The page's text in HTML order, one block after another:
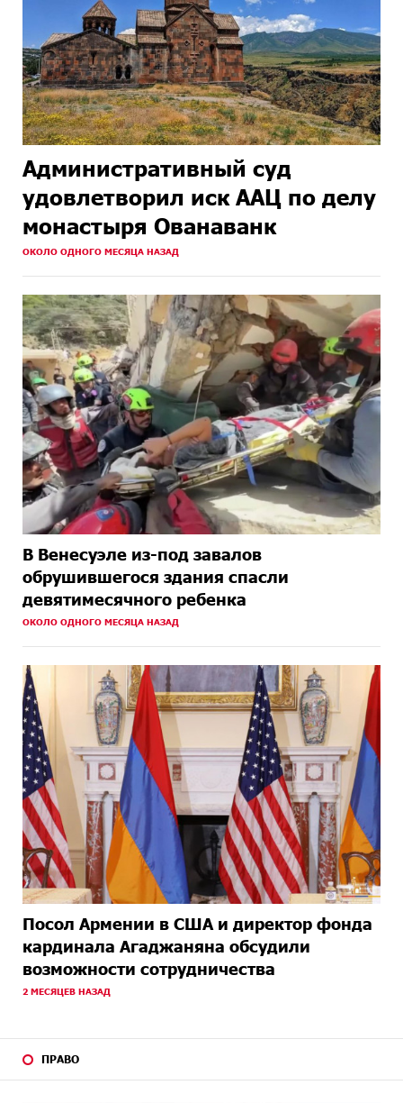
Административный суд
удовлетворил иск ААЦ по делу
монастыря Ованаванк
ОКОЛО ОДНОГО МЕСЯЦА НАЗАД
В Венесуэле из-под завалов
обрушившегося здания спасли
девятимесячного ребенка
ОКОЛО ОДНОГО МЕСЯЦА НАЗАД
Посол Армении в США и директор фонда
кардинала Агаджаняна обсудили
возможности сотрудничества
2 МЕСЯЦЕВ НАЗАД
ПРАВО